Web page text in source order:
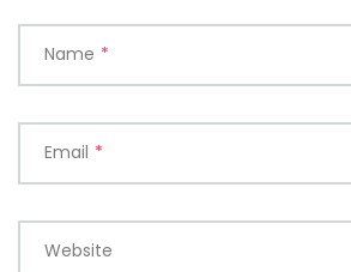
Name *
Email *
Website